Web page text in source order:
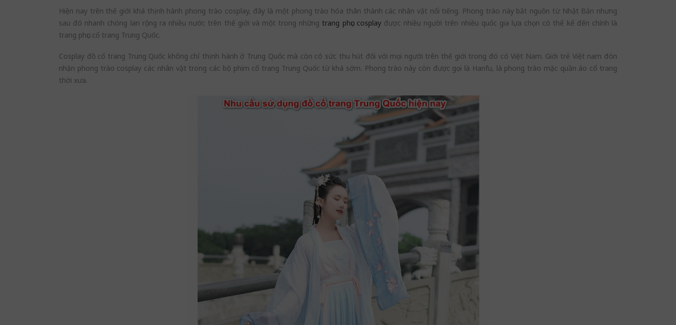
Hiện nay trên thế giới khá thịnh hành phong trào cosplay, đây là một phong trào hóa thân thành các nhân vật nổi tiếng. Phong trào này bắt nguồn từ Nhật Bản nhưng
sau đó nhanh chóng lan rộng ra nhiều nước trên thế giới và một trong những trang phục cosplayđược nhiều người trên nhiều quốc gia lựa chọn có thể kể đến chính là
trang phục cổ trang Trung Quốc.
Cosplay đồ cổ trang Trung Quốc không chỉ thịnh hành ở Trung Quốc mà còn có sức thu hút đối với mọi người trên thế giới trong đó có Việt Nam. Giới trẻ Việt nam đón
nhận phong trào cosplay các nhân vật trong các bộ phim cổ trang Trung Quốc từ khá sớm. Phong trào này còn được gọi là Hanfu, là phong trào mặc quần áo cổ trang
thời xưa.